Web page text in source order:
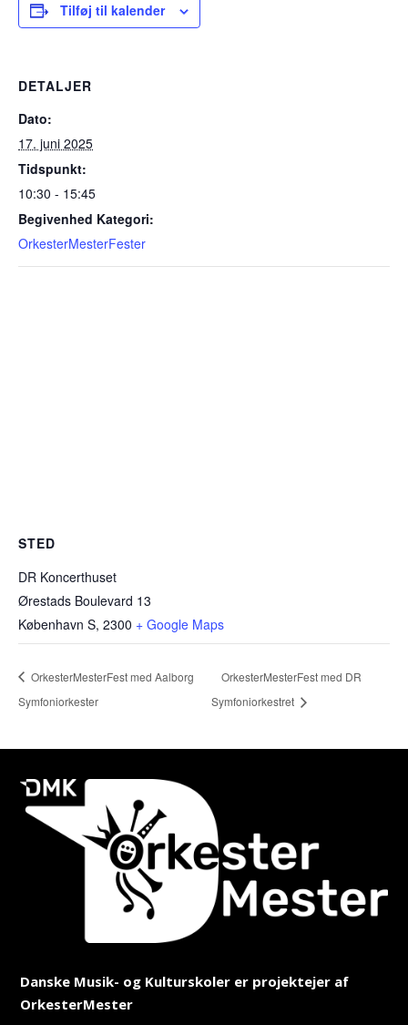
Tilføj til kalender
DETALJER
Dato:
17. juni 2025
Tidspunkt:
10:30 - 15:45
Begivenhed Kategori:
OrkesterMesterFester
STED
DR Koncerthuset
Ørestads Boulevard 13
København S, 2300 + Google Maps
OrkesterMesterFest med Aalborg
Symfoniorkester
OrkesterMesterFest med DR
Symfoniorkestret
Danske Musik- og Kulturskoler er projektejer af
OrkesterMester